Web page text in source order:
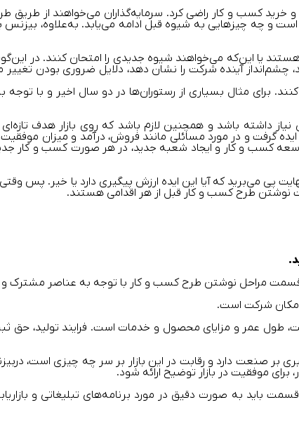
کسب‌ و ‌کار راضی کرد. سرمایه‌‌گذاران می‌خواهند از طریق
و چه چیزهایی به شیوه قبل ادامه می‌یابد. به‌علاوه، بیزنس
یا این‌که می‌خواهند شیوه جدیدی را امتحان کنند. در
چشم‌انداز آینده شرکت را نشان دهد، دلایل ضروری بودن
برای مثال بسیاری از رستوران‌ها در دو سال اخیر و با توجه
باشد و همچنین لازم باشد که روی بازار هدف تازه‌ای
و در مورد مسائلی مانند فروش، درآمد و میزان موفقیت
توسعه کسب ‌و ‌کار و ایجاد شعبه جدید، در هر صورت کسب ‌و کار
پی می‌برید که آیا این ایده ارزش پیگیری دارد یا خیر. پس
قسمت مراحل نوشتن طرح کسب ‌و ‌کار با توجه به عناصر مشترک
مکان شرکت است.
عمر و مزایای محصول و خدمات است. فرایند تولید، حق ثبت
بر صنعت دارد و رقابت در این بازار بر سر چه چیزی است،
موفقیت در بازار توضیح ارائه شود.
به صورت دقیق در مورد برنامه‌های تبلیغاتی و